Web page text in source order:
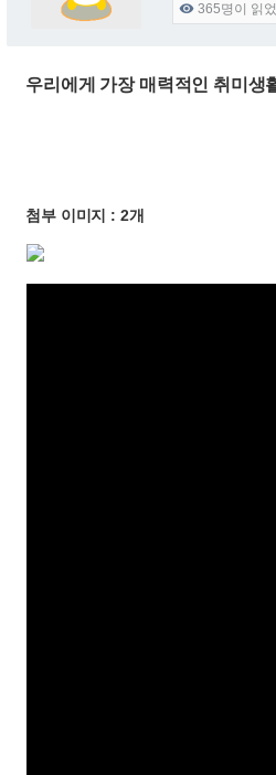
 365명이 읽
우리에게 가장 매력적인 취미생
첨부 이미지 : 2개